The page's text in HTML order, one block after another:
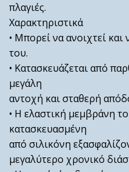
πλαγιές.
Χαρακτηριστικά
• Μπορεί να ανοιχτεί και
του.
• Κατασκευάζεται από
μεγάλη
αντοχή και σταθερή
• Η ελαστική μεμβράνη
κατασκευασμένη
από σιλικόνη
μεγαλύτερο χρονικό